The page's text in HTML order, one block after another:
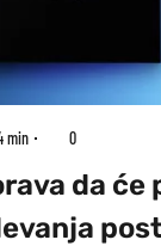
min 0
da će